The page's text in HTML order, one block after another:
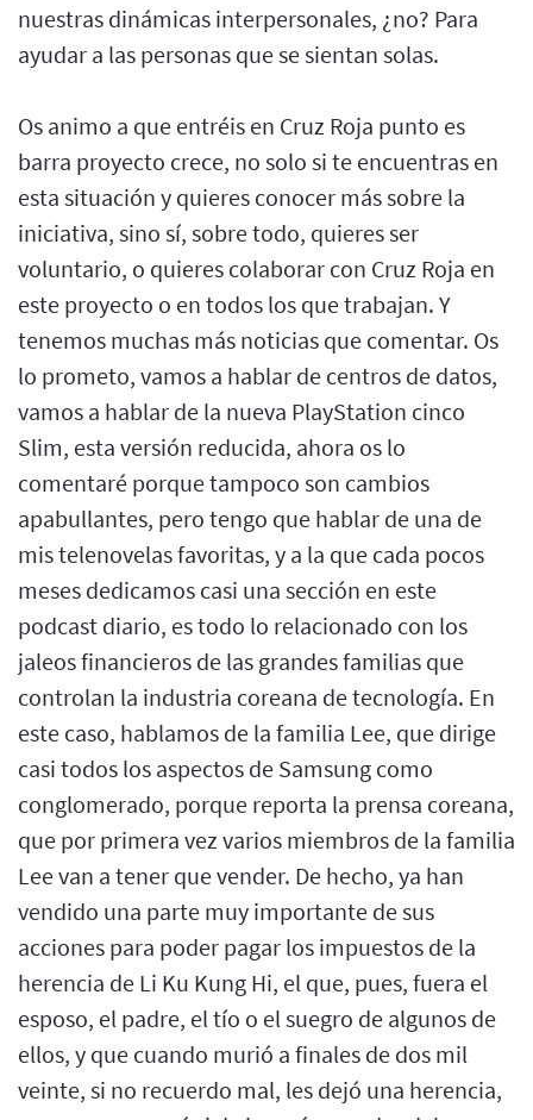
nuestras dinámicas interpersonales, ¿no? Para
ayudar a las personas que se sientan solas.
Os animo a que entréis en Cruz Roja punto es
barra proyecto crece, no solo si te encuentras en
esta situación y quieres conocer más sobre la
iniciativa, sino sí, sobre todo, quieres ser
voluntario, o quieres colaborar con Cruz Roja en
este proyecto o en todos los que trabajan. Y
tenemos muchas más noticias que comentar. Os
lo prometo, vamos a hablar de centros de datos,
vamos a hablar de la nueva PlayStation cinco
Slim, esta versión reducida, ahora os lo
comentaré porque tampoco son cambios
apabullantes, pero tengo que hablar de una de
mis telenovelas favoritas, y a la que cada pocos
meses dedicamos casi una sección en este
podcast diario, es todo lo relacionado con los
jaleos financieros de las grandes familias que
controlan la industria coreana de tecnología. En
este caso, hablamos de la familia Lee, que dirige
casi todos los aspectos de Samsung como
conglomerado, porque reporta la prensa coreana,
que por primera vez varios miembros de la familia
Lee van a tener que vender. De hecho, ya han
vendido una parte muy importante de sus
acciones para poder pagar los impuestos de la
herencia de Li Ku Kung Hi, el que, pues, fuera el
esposo, el padre, el tío o el suegro de algunos de
ellos, y que cuando murió a finales de dos mil
veinte, si no recuerdo mal, les dejó una herencia,